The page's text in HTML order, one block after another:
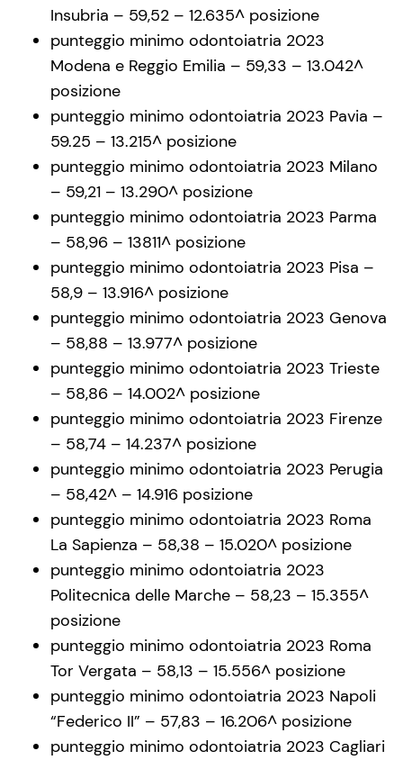
Insubria – 59,52 – 12.635^ posizione
punteggio minimo odontoiatria 2023
Modena e Reggio Emilia – 59,33 – 13.042^
posizione
punteggio minimo odontoiatria 2023 Pavia –
59.25 – 13.215^ posizione
punteggio minimo odontoiatria 2023 Milano
– 59,21 – 13.290^ posizione
punteggio minimo odontoiatria 2023 Parma
– 58,96 – 13811^ posizione
punteggio minimo odontoiatria 2023 Pisa –
58,9 – 13.916^ posizione
punteggio minimo odontoiatria 2023 Genova
– 58,88 – 13.977^ posizione
punteggio minimo odontoiatria 2023 Trieste
– 58,86 – 14.002^ posizione
punteggio minimo odontoiatria 2023 Firenze
– 58,74 – 14.237^ posizione
punteggio minimo odontoiatria 2023 Perugia
– 58,42^ – 14.916 posizione
punteggio minimo odontoiatria 2023 Roma
La Sapienza – 58,38 – 15.020^ posizione
punteggio minimo odontoiatria 2023
Politecnica delle Marche – 58,23 – 15.355^
posizione
punteggio minimo odontoiatria 2023 Roma
Tor Vergata – 58,13 – 15.556^ posizione
punteggio minimo odontoiatria 2023 Napoli
“Federico II” – 57,83 – 16.206^ posizione
punteggio minimo odontoiatria 2023 Cagliari